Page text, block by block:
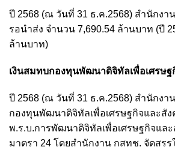
ปี 2568 (ณ วันที่ 31 ธ.ค.2568) สำนักง
รอนำส่ง จำนวน 7,690.54 ล้านบาท (ปี
ล้านบาท)
เงินสมทบกองทุนพัฒนาดิจิทัลเพื่อเศรษฐ
ปี 2568 (ณ วันที่ 31 ธ.ค.2568) สำนักงา
กองทุนพัฒนาดิจิทัลเพื่อเศรษฐกิจและสัง
พ.ร.บ.การพัฒนาดิจิทัลเพื่อเศรษฐกิจแล
มาตรา 24 โดยสำนักงาน กสทช. จัดสรร